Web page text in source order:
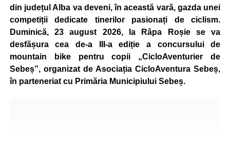
din județul Alba va deveni, în această vară, gazda unei
competiții dedicate tinerilor pasionați de ciclism.
Duminică, 23 august 2026, la Râpa Roșie se va
desfășura cea de-a III-a ediție a concursului de
mountain bike pentru copii „CicloAventurier de
Sebeș”, organizat de Asociația CicloAventura Sebeș,
în parteneriat cu Primăria Municipiului Sebeș.